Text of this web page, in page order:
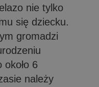
nie tylko
się dziecku.
gromadzi
6
należy